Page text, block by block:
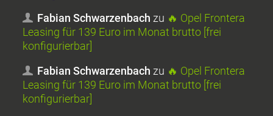
Fabian Schwarzenbach zu 🔥 Opel Frontera
Leasing für 139 Euro im Monat brutto [frei
konfigurierbar]
Fabian Schwarzenbach zu 🔥 Opel Frontera
Leasing für 139 Euro im Monat brutto [frei
konfigurierbar]